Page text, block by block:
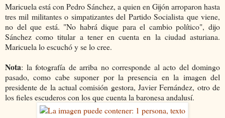
Maricuela está con Pedro Sánchez, a quien en Gijón arroparon hasta
tres mil militantes o simpatizantes del Partido Socialista que viene,
no del que está. "No habrá dique para el cambio político", dijo
Sánchez como titular a tener en cuenta en la ciudad asturiana.
Maricuela lo escuchó y se lo cree.
Nota: la fotografía de arriba no corresponde al acto del domingo
pasado, como cabe suponer por la presencia en la imagen del
presidente de la actual comisión gestora, Javier Fernández, otro de
los fieles escuderos con los que cuenta la baronesa andalusí.